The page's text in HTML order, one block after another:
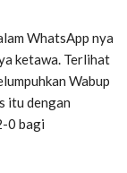
WhatsApp nya
ketawa. Terlihat
Wabup
itu dengan
0 bagi